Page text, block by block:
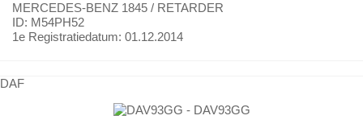
MERCEDES-BENZ 1845 / RETARDER
ID: M54PH52
1e Registratiedatum: 01.12.2014
DAF